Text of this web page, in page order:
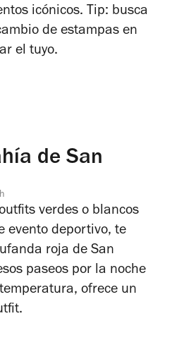
icónicos. Tip: busca
de estampas en
el tuyo.
de San
verdes o blancos
evento deportivo, te
roja de San
paseos por la noche
ofrece un